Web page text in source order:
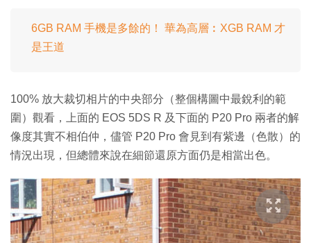
6GB RAM 手機是多餘的！ 華為高層︰XGB RAM 才
是王道
100% 放大裁切相片的中央部分（整個構圖中最銳利的範
圍）觀看，上面的 EOS 5DS R 及下面的 P20 Pro 兩者的解
像度其實不相伯仲，儘管 P20 Pro 會見到有紫邊（色散）的
情況出現，但總體來說在細節還原方面仍是相當出色。